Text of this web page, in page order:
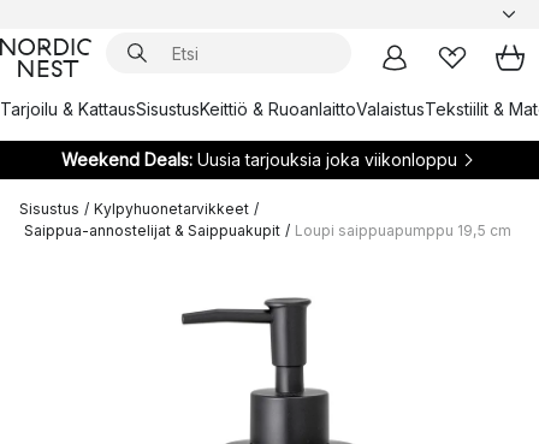
Tarjoilu & KattausSisustusKeittiö & RuoanlaittoValaistusTekstiilit &
Weekend Deals:Uusia tarjouksia joka viikonloppu
Sisustus / Kylpyhuonetarvikkeet /
Saippua-annostelijat & Saippuakupit / Loupi saippuapumppu 19,5 cm